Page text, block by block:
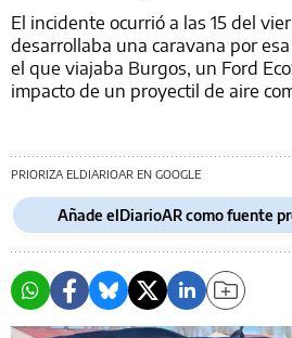
El incidente ocurrió a las 15 del
desarrollaba una caravana por
el que viajaba Burgos, un Ford
impacto de un proyectil de aire
PRIORIZA ELDIARIOAR EN GOOGLE
Añade elDiarioAR como fuente